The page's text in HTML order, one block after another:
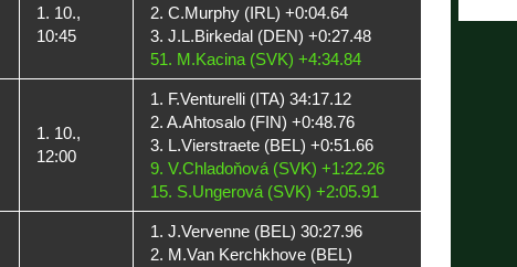
1. 10.,
10:45
2. C.Murphy (IRL) +0:04.64
3. J.L.Birkedal (DEN) +0:27.48
51. M.Kacina (SVK) +4:34.84
1. 10.,
12:00
1. F.Venturelli (ITA) 34:17.12
2. A.Ahtosalo (FIN) +0:48.76
3. L.Vierstraete (BEL) +0:51.66
9. V.Chladoňová (SVK) +1:22.26
15. S.Ungerová (SVK) +2:05.91
1. J.Vervenne (BEL) 30:27.96
2. M.Van Kerchkhove (BEL)